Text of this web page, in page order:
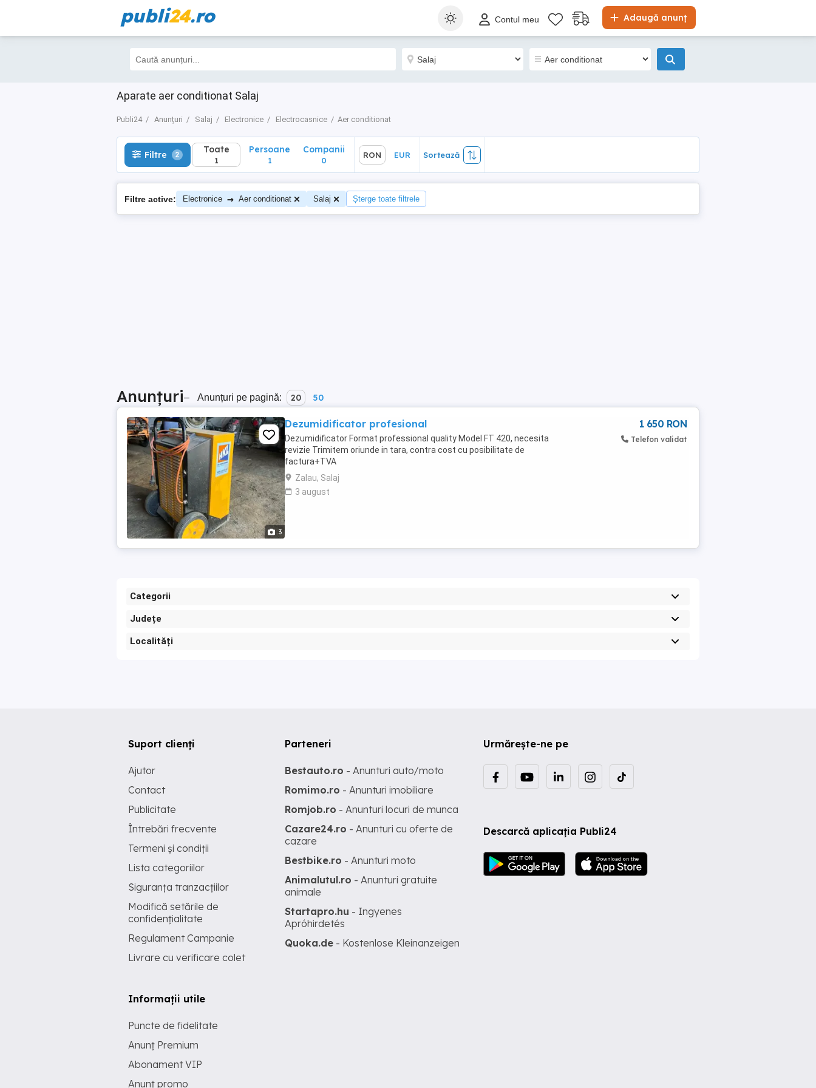
publi24.ro Adaugă anunț
Contul meu
Aparate aer conditionat Salaj
Publi24 Anunțuri Salaj Electronice Electrocasnice Aer conditionat
Filtre 2 Toate
1
Sortează
Filtre 2 Toate
1
Persoane
1
Companii
0
RON EUR Sortează
Filtre active: Electronice → Aer conditionat Salaj Șterge toate filtrele
Anunțuri– Anunțuri pe pagină: 20 50
3
Dezumidificator profesional
Dezumidificator Format professional quality Model FT 420, necesita
revizie Trimitem oriunde in tara, contra cost cu posibilitate de
factura+TVA
Zalau, Salaj
3 august
1 650 RON
Telefon validat
Categorii
Județe
Localități
Urmărește-ne pe
Descarcă aplicația Publi24
Suport clienți
Ajutor
Contact
Publicitate
Întrebări frecvente
Termeni și condiții
Lista categoriilor
Siguranța tranzacțiilor
Modifică setările de
confidențialitate
Regulament Campanie
Livrare cu verificare colet
Informații utile
Puncte de fidelitate
Anunț Premium
Abonament VIP
Anunț promo
Parteneri
Bestauto.ro - Anunturi auto/moto
Romimo.ro - Anunturi imobiliare
Romjob.ro - Anunturi locuri de munca
Cazare24.ro - Anunturi cu oferte de
cazare
Bestbike.ro - Anunturi moto
Animalutul.ro - Anunturi gratuite
animale
Startapro.hu - Ingyenes
Apróhirdetés
Quoka.de - Kostenlose Kleinanzeigen